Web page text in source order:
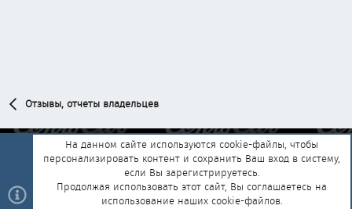
Отзывы, отчеты владельцев
Обратная связь
Условия и правила
Политика конфиденциальности
Помощь Главная
R
На данном сайте используются cookie-файлы, чтобы
персонализировать контент и сохранить Ваш вход в систему,
если Вы зарегистрируетесь.
Продолжая использовать этот сайт, Вы соглашаетесь на
использование наших cookie-файлов.